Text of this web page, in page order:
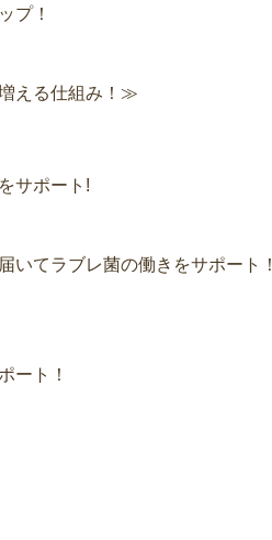
プ！
える仕組み！≫
サポート!
いてラブレ菌の働きをサポート！
ート！